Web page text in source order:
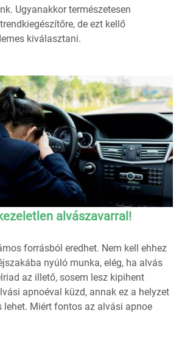
Ugyanakkor természetesen
de ezt kellő
kiválasztani.
alvászavarral!
forrásból eredhet. Nem kell ehhez
nyúló munka, elég, ha alvás
az illető, sosem lesz kipihent
apnoéval küzd, annak ez a helyzet
lehet. Miért fontos az alvási apnoe